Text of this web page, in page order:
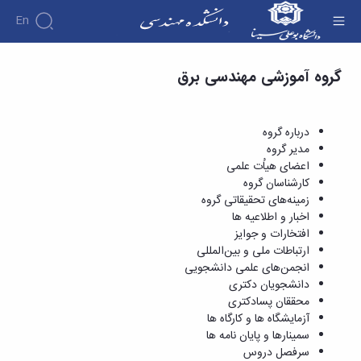
En
دانشکده
تاریخچه
ریاست
دانشکده
روسای
پیشین
افتخارات
آلبوم
عکس
اطلاعات
تماس
سازمان
دانشکده
معاونت
آموزشی
کارشناسی
فرم
ها
آئین
نامه
ها
آیین‌نامه‌های
معاونت
آموزشی
تحصیلات
تکمیلی
فرم
ها
پژوهش
هفته
پژوهش
کارگاه ها
آزمایشگاه
گروه
برق
گروه
عمران
گروه
مکانیک
گروه
اساتید
اساتید
دانشکده
اساتید
بازنشسته
کارکنان
دانشکده
مهندسی
آموزشی
مهندسی
برق
مهندسی
مواد
مهندسی
عمران
مهندسی
صنایع
آزمایشگاه ها و کارگاه ها - دانشکده فنی و مهندسی
گروه آموزشی مهندسی برق
درباره گروه
مدیر گروه
اعضای هیاُت علمی
کارشناسان گروه
زمینه‌های تحقیقاتی گروه
اخبار و اطلاعیه ها
افتخارات و جوایز
ارتباطات ملی و بین‌المللی
انجمن‌های علمی دانشجویی
دانشجویان دکتری
محققان پسادکتری
آزمایشگاه ها و کارگاه ها
سمینارها و پایان نامه ها
سرفصل دروس